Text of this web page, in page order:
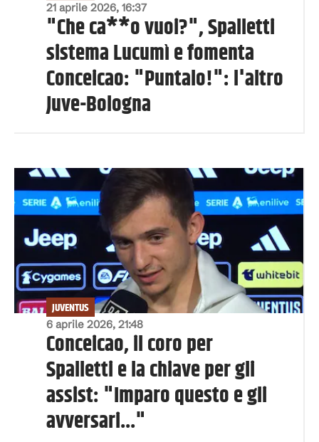
21 aprile 2026, 16:37
"Che ca**o vuoi?", Spalletti
sistema Lucumì e fomenta
Conceicao: "Puntalo!": l'altro
Juve-Bologna
6 aprile 2026, 21:48
JUVENTUS
Conceicao, il coro per
Spalletti e la chiave per gli
assist: "Imparo questo e gli
avversari..."